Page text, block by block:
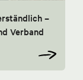
–
Verband